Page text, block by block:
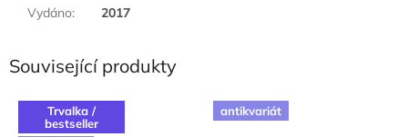
Vydáno: 2017
Související produkty
Trvalka /
bestseller
antikvariát